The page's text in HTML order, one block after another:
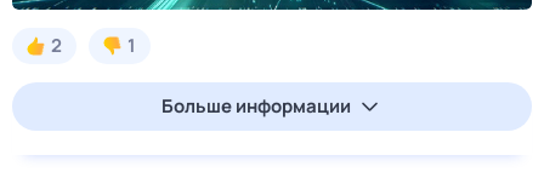
2 1
Больше информации